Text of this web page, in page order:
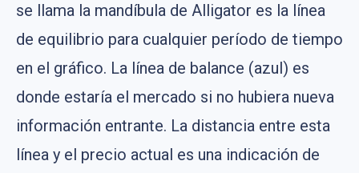
se llama la mandíbula de Alligator es la línea
de equilibrio para cualquier período de tiempo
en el gráfico. La línea de balance (azul) es
donde estaría el mercado si no hubiera nueva
información entrante. La distancia entre esta
línea y el precio actual es una indicación de